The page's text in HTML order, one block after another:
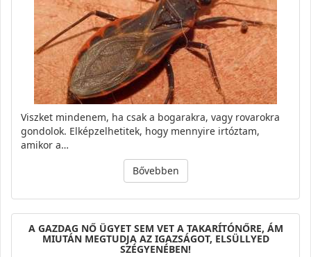
Viszket mindenem, ha csak a bogarakra, vagy rovarokra
gondolok. Elképzelhetitek, hogy mennyire irtóztam,
amikor a…
Bővebben
A GAZDAG NŐ ÜGYET SEM VET A TAKARÍTÓNŐRE, ÁM
MIUTÁN MEGTUDJA AZ IGAZSÁGOT, ELSÜLLYED
SZÉGYENÉBEN!